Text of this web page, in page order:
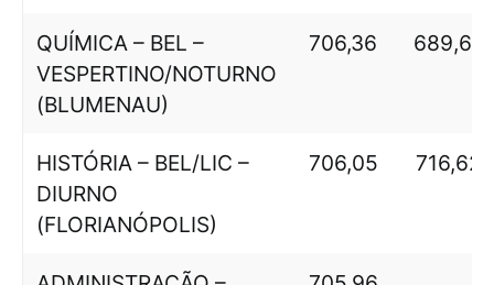
QUÍMICA – BEL –
VESPERTINO/NOTURNO
(BLUMENAU)
706,36 689,65
HISTÓRIA – BEL/LIC –
DIURNO
(FLORIANÓPOLIS)
706,05 716,62